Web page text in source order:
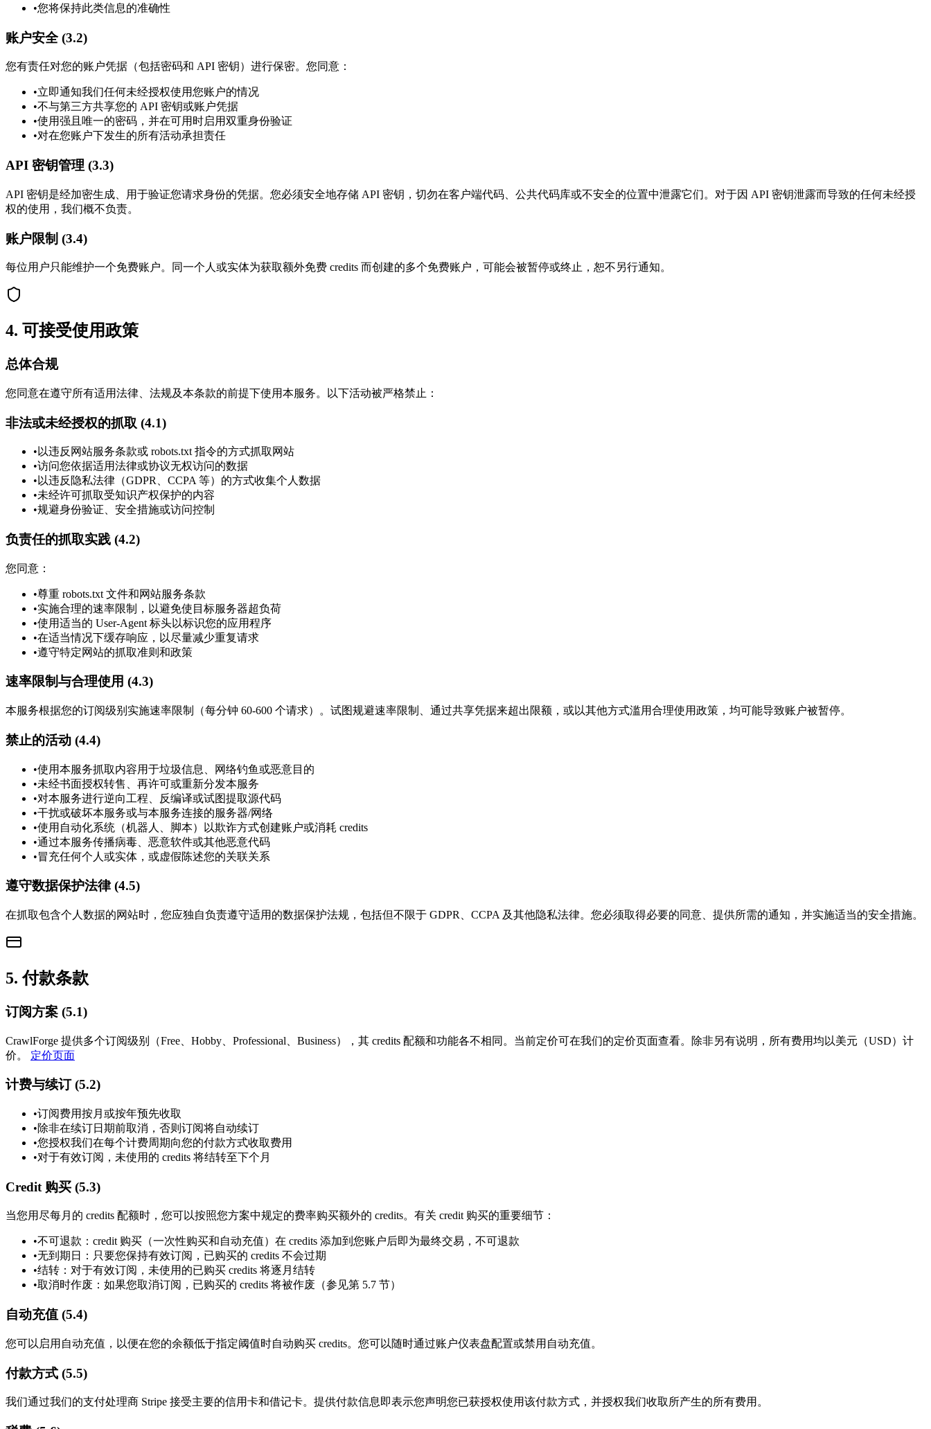
•您将保持此类信息的准确性
账户安全 (3.2)
您有责任对您的账户凭据（包括密码和 API 密钥）进行保密。您同意：
•立即通知我们任何未经授权使用您账户的情况
•不与第三方共享您的 API 密钥或账户凭据
•使用强且唯一的密码，并在可用时启用双重身份验证
•对在您账户下发生的所有活动承担责任
API 密钥管理 (3.3)
API 密钥是经加密生成、用于验证您请求身份的凭据。您必须安全地存储 API 密钥，切勿在客户端代码、公共代码库或不安全的位置中泄露它们。对于因 API 密钥泄露而导致的任何未经授
权的使用，我们概不负责。
账户限制 (3.4)
每位用户只能维护一个免费账户。同一个人或实体为获取额外免费 credits 而创建的多个免费账户，可能会被暂停或终止，恕不另行通知。
4. 可接受使用政策
总体合规
您同意在遵守所有适用法律、法规及本条款的前提下使用本服务。以下活动被严格禁止：
非法或未经授权的抓取 (4.1)
• 以违反网站服务条款或 robots.txt 指令的方式抓取网站
•访问您依据适用法律或协议无权访问的数据
• 以违反隐私法律（GDPR、CCPA 等）的方式收集个人数据
•未经许可抓取受知识产权保护的内容
•规避身份验证、安全措施或访问控制
负责任的抓取实践 (4.2)
您同意：
•尊重 robots.txt 文件和网站服务条款
•实施合理的速率限制，以避免使目标服务器超负荷
•使用适当的 User-Agent 标头以标识您的应用程序
•在适当情况下缓存响应，以尽量减少重复请求
•遵守特定网站的抓取准则和政策
速率限制与合理使用 (4.3)
本服务根据您的订阅级别实施速率限制（每分钟 60-600 个请求）。试图规避速率限制、通过共享凭据来超出限额，或以其他方式滥用合理使用政策，均可能导致账户被暂停。
禁止的活动 (4.4)
•使用本服务抓取内容用于垃圾信息、网络钓鱼或恶意目的
•未经书面授权转售、再许可或重新分发本服务
•对本服务进行逆向工程、反编译或试图提取源代码
•干扰或破坏本服务或与本服务连接的服务器/网络
•使用自动化系统（机器人、脚本）以欺诈方式创建账户或消耗 credits
•通过本服务传播病毒、恶意软件或其他恶意代码
•冒充任何个人或实体，或虚假陈述您的关联关系
遵守数据保护法律 (4.5)
在抓取包含个人数据的网站时，您应独自负责遵守适用的数据保护法规，包括但不限于 GDPR、CCPA 及其他隐私法律。您必须取得必要的同意、提供所需的通知，并实施适当的安全措施。
5.付款条款
订阅方案 (5.1)
CrawlForge 提供多个订阅级别（Free、Hobby、Professional、Business），其 credits 配额和功能各不相同。当前定价可在我们的定价页面查看。除非另有说明，所有费用均以美元（USD）计
价。
定价页面
计费与续订 (5.2)
•订阅费用按月或按年预先收取
•除非在续订日期前取消，否则订阅将自动续订
•您授权我们在每个计费周期向您的付款方式收取费用
•对于有效订阅，未使用的 credits 将结转至下个月
Credit 购买 (5.3)
当您用尽每月的 credits 配额时，您可以按照您方案中规定的费率购买额外的 credits。有关 credit 购买的重要细节：
•不可退款：credit 购买（一次性购买和自动充值）在 credits 添加到您账户后即为最终交易，不可退款
•无到期日：只要您保持有效订阅，已购买的 credits 不会过期
•结转：对于有效订阅，未使用的已购买 credits 将逐月结转
•取消时作废：如果您取消订阅，已购买的 credits 将被作废（参见第 5.7 节）
自动充值 (5.4)
您可以启用自动充值，以便在您的余额低于指定阈值时自动购买 credits。您可以随时通过账户仪表盘配置或禁用自动充值。
付款方式 (5.5)
我们通过我们的支付处理商 Stripe 接受主要的信用卡和借记卡。提供付款信息即表示您声明您已获授权使用该付款方式，并授权我们收取所产生的所有费用。